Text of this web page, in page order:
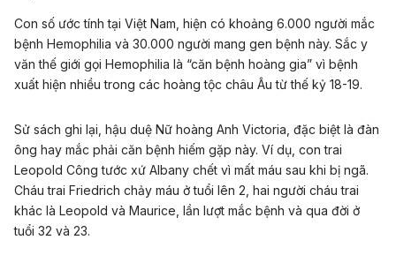
Con số ước tính tại Việt Nam, hiện có khoảng 6.000 người mắc
bệnh Hemophilia và 30.000 người mang gen bệnh này. Sắc y
văn thế giới gọi Hemophilia là “căn bệnh hoàng gia” vì bệnh
xuất hiện nhiều trong các hoàng tộc châu Âu từ thế kỷ 18-19.
Sử sách ghi lại, hậu duệ Nữ hoàng Anh Victoria, đặc biệt là đàn
ông hay mắc phải căn bệnh hiếm gặp này. Ví dụ, con trai
Leopold Công tước xứ Albany chết vì mất máu sau khi bị ngã.
Cháu trai Friedrich chảy máu ở tuổi lên 2, hai người cháu trai
khác là Leopold và Maurice, lần lượt mắc bệnh và qua đời ở
tuổi 32 và 23.